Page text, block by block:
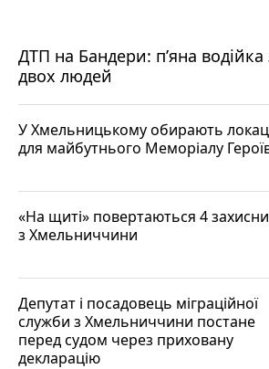
ДТП на Бандери: пʼяна водійка
двох людей
У Хмельницькому обирають
для майбутнього Меморіалу
«На щиті» повертаються 4
з Хмельниччини
Депутат і посадовець міграційної
служби з Хмельниччини постане
перед судом через приховану
декларацію